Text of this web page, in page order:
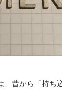
昔から「持ち